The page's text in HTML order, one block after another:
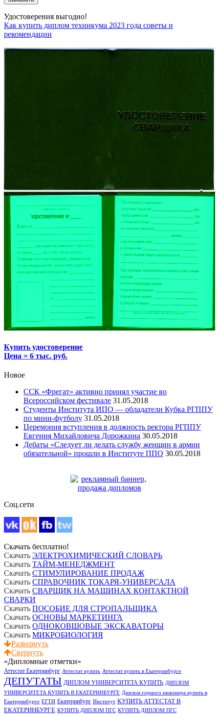
Удостоверения выгодно!
Как купить диплом техникума 2023 года советы и
рекомендации
Купить удостоверение
Цена = 6 тыс. руб.
Новое
ССК «Фрегат» активно принял участие во
Всероссийском фестивале 31.05.2018
Студенты Института ИПО — обладатели Кубка РГППУ
по мини-футболу 31.05.2018
Церемония вступления в должность ректора РГППУ
Евгения Михайловича Дорожкина 30.05.2018
Дебаты «Следует ли делать службу женщин в армии
обязательной» прошли в Институте ППО 30.05.2018
Соц.сети
Скачать бесплатно!
Скачать ЭЛЕКТРОХИМИЧЕСКИЙ СЛОВАРЬ
Скачать ТАЙМ-МЕНЕДЖМЕНТ
Скачать СТИМУЛИРОВАНИЕ ПРОДАЖ
Скачать СПРАВОЧНИК ТОКАРЯ-УНИВЕРСАЛА
Скачать СВАРЩИК НА МАШИНАХ КОНТАКТНОЙ
СВАРКИ
Скачать ПОСОБИЕ ДЛЯ СТРОПАЛЬЩИКА
Скачать ОСНОВЫ МАРКЕТИНГА
Скачать ОДНОКОВШОВЫЕ ЭКСКАВАТОРЫ
Скачать МИКРОБИОЛОГИЯ
СкачатьАТЛАС ПРОФЕССИОНАЛЬНОГО МАССАЖИСТА
ВАМ нужно больше бесплатной полезной информации?(софт,
справочники, пособия и пр.)?
Множество "полезностей" доступно совершенно бесплатно в
"ПРИВАТНОМ РАЗДЕЛЕ"(только для заказчиков)
Развернуть
Свернуть
«Дипломные отметки»
Аттестат Екатеринбург Аттестат купить Аттестат купить в Екатеринбурге
ДЕПУТАТЫ ДИПЛОМ УНИВЕРСИТЕТА КУПИТЬ ДИПЛОМ
УНИВЕРСИТЕТА КУПИТЬ В ЕКАТЕРИНБУРГЕ Диплом горного инженера купить в
Екатеринбурге ЕГТИ Екатеринбург Институт КУПИТЬ АТТЕСТАТ В
ЕКАТЕРИНБУРГЕ КУПИТЬ ДИПЛОМ ПГС КУПИТЬ ДИПЛОМ ПГС